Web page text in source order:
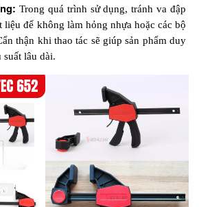
Trong quá trình sử dụng, tránh va đập
liệu để không làm hỏng nhựa hoặc các bộ
thận khi thao tác sẽ giúp sản phẩm duy
lâu dài.